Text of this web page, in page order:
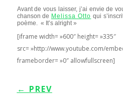
Avant de vous laisser, j’ai envie de
chanson de Melissa Otto qui
poème. « It’s alright »
[iframe width= »600″ height= »335″
src= »http://www.youtube.com/
frameborder= »0″ allowfullscreen]
← PREV